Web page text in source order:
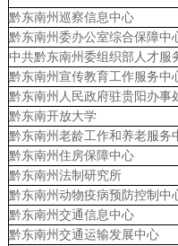
黔东南州巡察信息中心
黔东南州委办公室综合保障中
中共黔东南州委组织部人才服
黔东南州宣传教育工作服务中
黔东南州人民政府驻贵阳办事
黔东南开放大学
黔东南州老龄工作和养老服务
黔东南州住房保障中心
黔东南州法制研究所
黔东南州动物疫病预防控制中
黔东南州交通信息中心
黔东南州交通运输发展中心